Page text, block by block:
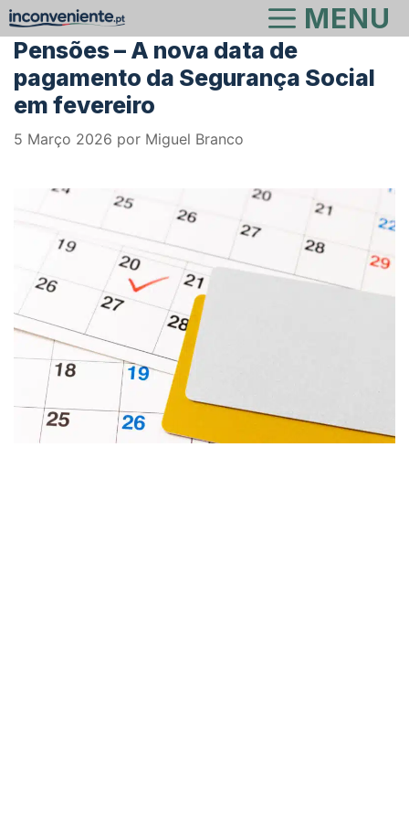
Saltar
para
conteúdo
MENU
Pensões – A nova data de
pagamento da Segurança Social
em fevereiro
5 Março 2026 por Miguel Branco